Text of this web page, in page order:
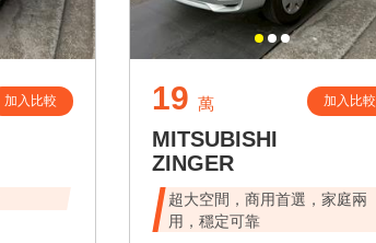
加入比較 19 萬 加入比較
MITSUBISHI
ZINGER
超大空間，商用首選，家庭兩
用，穩定可靠